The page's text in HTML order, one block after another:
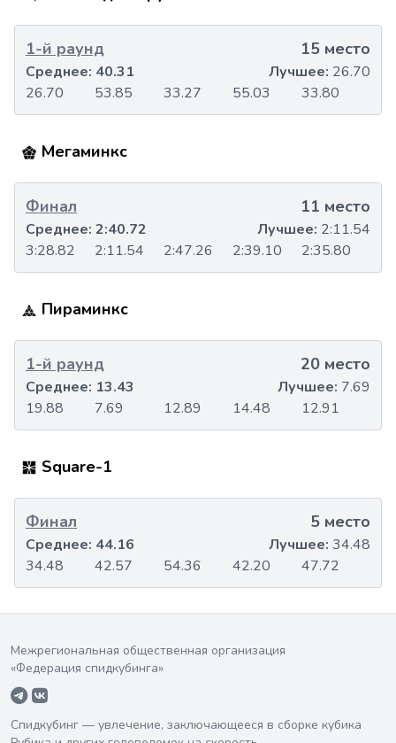
1-й раунд 15 место
26.70 53.85 33.27 55.03 33.80
Среднее: 40.31 Лучшее: 26.70
Мегаминкс
Финал 11 место
3:28.82 2:11.54 2:47.26 2:39.10 2:35.80
Среднее: 2:40.72 Лучшее: 2:11.54
Пираминкс
1-й раунд 20 место
19.88 7.69 12.89 14.48 12.91
Среднее: 13.43 Лучшее: 7.69
Square-1
Финал 5 место
34.48 42.57 54.36 42.20 47.72
Среднее: 44.16 Лучшее: 34.48
Межрегиональная общественная организация
«Федерация спидкубинга»
Спидкубинг — увлечение, заключающееся в сборке кубика